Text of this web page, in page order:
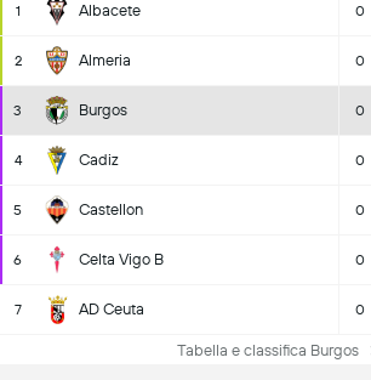
1 Albacete 0
2 Almeria 0
3 Burgos 0
4 Cadiz 0
5 Castellon 0
6 Celta Vigo B 0
7 AD Ceuta 0
Tabella e classifica Burgos